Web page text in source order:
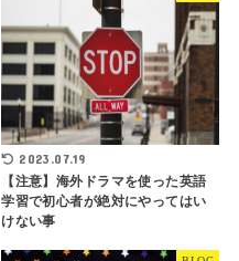
2023.07.19
【注意】海外ドラマを使った英語
学習で初心者が絶対にやってはい
けない事